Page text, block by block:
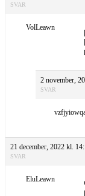
SVAR
VolLeawn
2 november,
SVAR
21 december, 2022 kl.
SVAR
EluLeawn